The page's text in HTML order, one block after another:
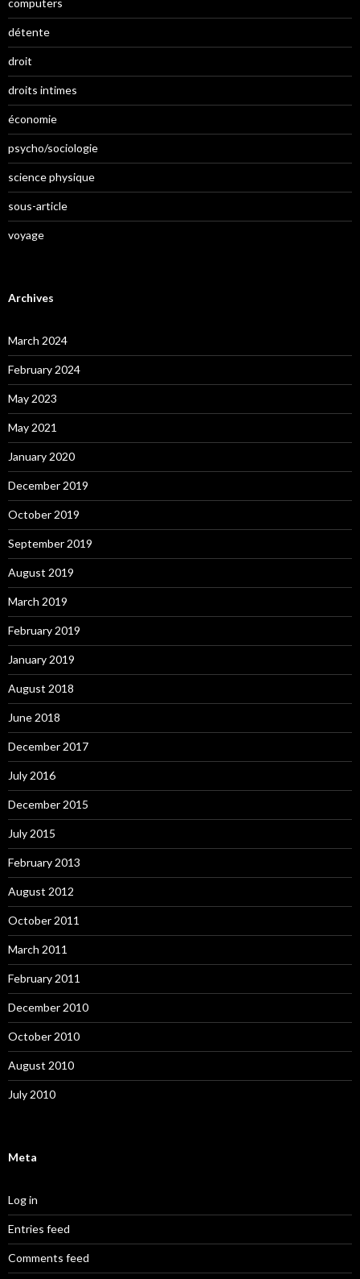
computers
détente
droit
droits intimes
économie
psycho/sociologie
science physique
sous-article
voyage
Archives
March 2024
February 2024
May 2023
May 2021
January 2020
December 2019
October 2019
September 2019
August 2019
March 2019
February 2019
January 2019
August 2018
June 2018
December 2017
July 2016
December 2015
July 2015
February 2013
August 2012
October 2011
March 2011
February 2011
December 2010
October 2010
August 2010
July 2010
Meta
Log in
Entries feed
Comments feed